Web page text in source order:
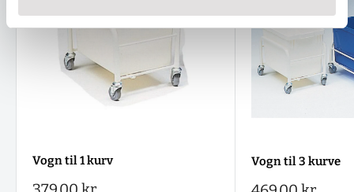
Vogn til 1 kurv
Salgspris
Vogn til 3 kurve